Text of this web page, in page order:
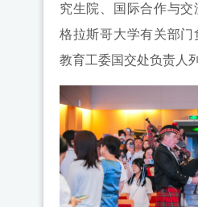
究生院、国际合作与交
格拉斯哥大学有关部
教育工委国交处负责人